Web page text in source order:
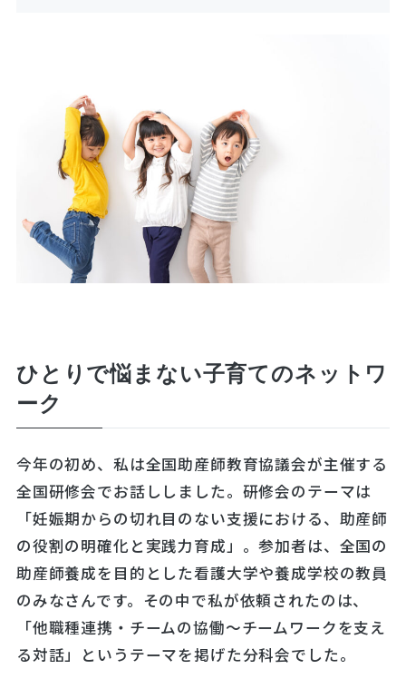
ひとりで悩まない子育てのネットワ
ーク
今年の初め、私は全国助産師教育協議会が主催する
全国研修会でお話ししました。研修会のテーマは
「妊娠期からの切れ目のない支援における、助産師
の役割の明確化と実践力育成」。参加者は、全国の
助産師養成を目的とした看護大学や養成学校の教員
のみなさんです。その中で私が依頼されたのは、
「他職種連携・チームの協働～チームワークを支え
る対話」というテーマを掲げた分科会でした。